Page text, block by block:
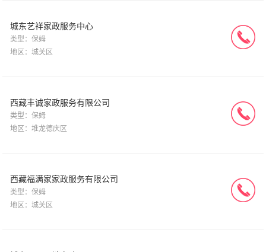
城东艺祥家政服务中心
类型：保姆
地区：城关区
西藏丰诚家政服务有限公司
类型：保姆
地区：堆龙德庆区
西藏福满家家政服务有限公司
类型：保姆
地区：城关区